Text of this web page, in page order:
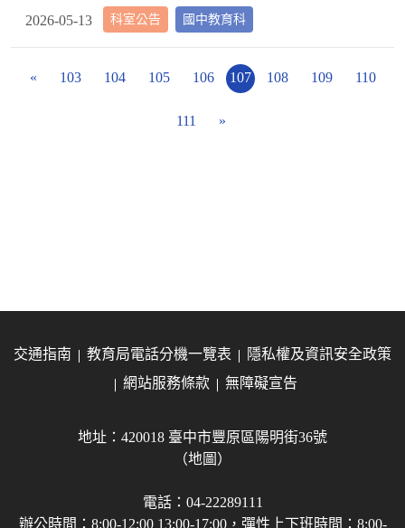
科室公告 國中教育科
2026-05-13
« 103 104 105 106 107 108 109 110
111 »
交通指南 教育局電話分機一覽表
隱私權及資訊安全政策
網站服務條款
無障礙宣告
地址：420018 臺中市豐原區陽明街36號
（地圖）
電話：04-22289111
辦公時間：8:00-12:00 13:00-17:00，彈性上下班時間：8:00-